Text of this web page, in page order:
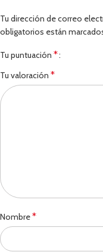
Tu dirección de correo
obligatorios están
Tu puntuación *
Tu valoración *
Nombre*